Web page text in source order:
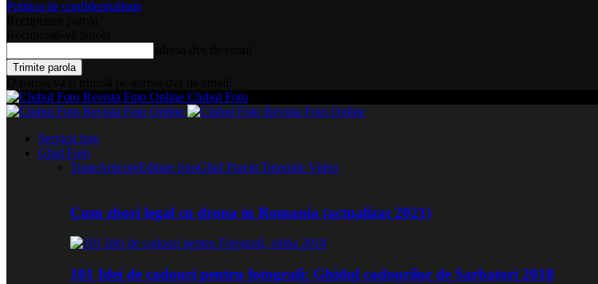
Politica de confidentialitate
Clubul Foto
Servicii foto
Ghid Foto
ToateArticoleEditare fotoGhid PracticTutoriale Video
Cum zbori legal cu drona in Romania (actualizat 2021)
101 Idei de cadouri pentru fotografi: Ghidul cadourilor de Sarbatori 2018